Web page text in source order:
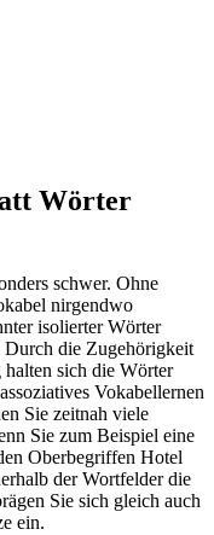
Wörter
schwer. Ohne
nirgendwo
isolierter Wörter
Durch die Zugehörigkeit
halten sich die Wörter
Vokabellernen
Sie zeitnah viele
Sie zum Beispiel eine
Oberbegriffen Hotel
der Wortfelder die
Sie sich gleich auch
ein.